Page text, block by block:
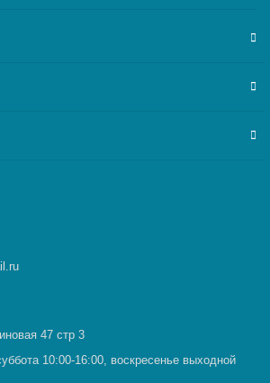
47 стр 3
10:00-16:00, воскресенье выходной